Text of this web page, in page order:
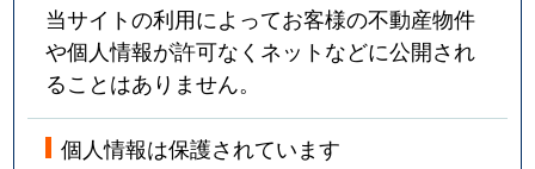
当サイトの利用によってお客様の不動産物件
や個人情報が許可なくネットなどに公開され
ることはありません。
個人情報は保護されています